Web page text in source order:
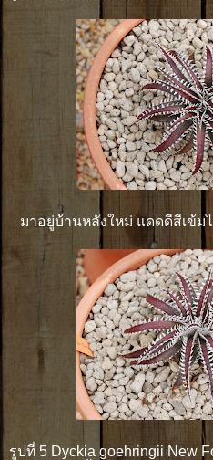
มาอยู่บ้านหลังใหม่ แดดดีสีเข้ม
รูปที่ 5 Dyckia goehringii New